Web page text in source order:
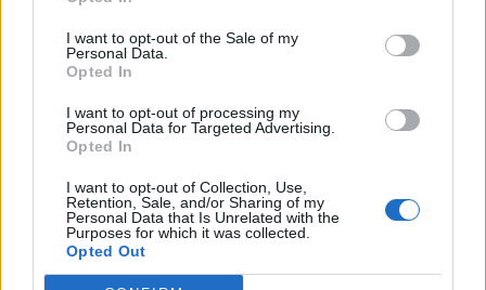
I want to opt-out of the Sale of my
Personal Data.
Opted In
I want to opt-out of processing my
Personal Data for Targeted Advertising.
Opted In
I want to opt-out of Collection, Use,
Retention, Sale, and/or Sharing of my
Personal Data that Is Unrelated with the
Purposes for which it was collected.
Opted Out